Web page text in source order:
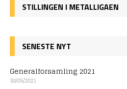
STILLINGEN I METALLIGAEN
SENESTE NYT
Generalforsamling 2021
30/05/2021